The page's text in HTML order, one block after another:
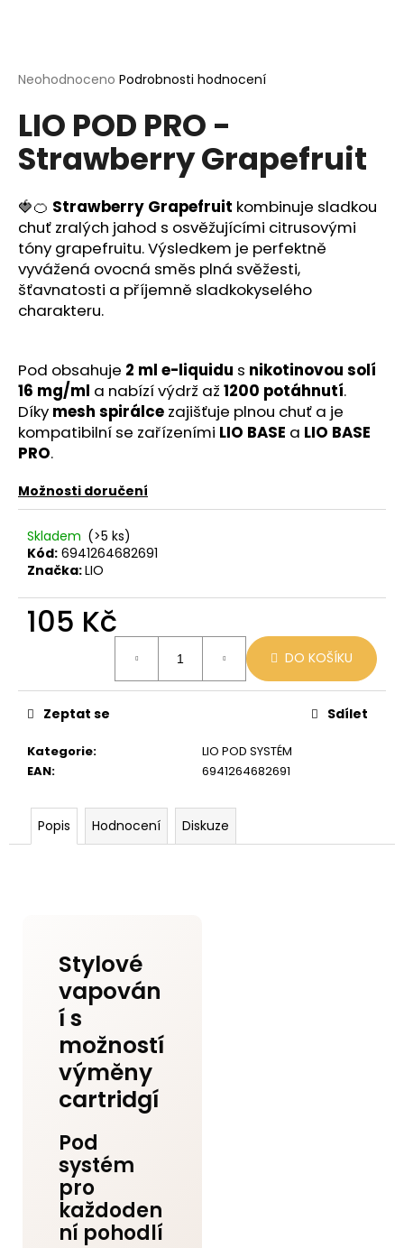
Průměrné
produktu
je
0,0
z
hvězdiček.
Neohodnoceno Podrobnosti hodnocení
LIO POD PRO -
Strawberry Grapefruit
🍓🍊 Strawberry Grapefruit kombinuje sladkou
chuť zralých jahod s osvěžujícími citrusovými
tóny grapefruitu. Výsledkem je perfektně
vyvážená ovocná směs plná svěžesti,
šťavnatosti a příjemně sladkokyselého
charakteru.
Pod obsahuje 2 ml e-liquidu s nikotinovou solí
16 mg/ml a nabízí výdrž až 1200 potáhnutí.
Díky mesh spirálce zajišťuje plnou chuť a je
kompatibilní se zařízeními LIO BASE a LIO BASE
PRO.
Možnosti doručení
Skladem (>5 ks)
Kód: 6941264682691
Značka:LIO
105 Kč
DO KOŠÍKU
Kategorie:
LIO POD SYSTÉM
EAN: 6941264682691
Zeptat se Sdílet
Popis Hodnocení Diskuze
Stylové
vapován
í s
možností
výměny
cartridgí
Pod
systém
pro
každoden
ní pohodlí
í
t
?
HLEDAT
D
o
r
u
č
u
j
e
m
e
BLACK
BABOON
BLACK
BERG
16MG
Kč
Původně:
169